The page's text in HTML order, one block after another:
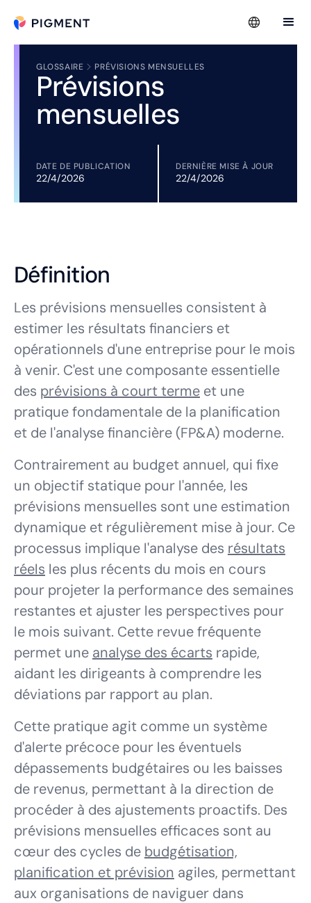
GLOSSAIRE PRÉVISIONS MENSUELLES
Prévisions
mensuelles
DATE DE PUBLICATION
22/4/2026
DERNIÈRE MISE À JOUR
22/4/2026
Définition
Les prévisions mensuelles consistent à
estimer les résultats financiers et
opérationnels d'une entreprise pour le mois
à venir. C'est une composante essentielle
des prévisions à court terme et une
pratique fondamentale de la planification
et de l'analyse financière (FP&A) moderne.
Contrairement au budget annuel, qui fixe
un objectif statique pour l'année, les
prévisions mensuelles sont une estimation
dynamique et régulièrement mise à jour. Ce
processus implique l'analyse des résultats
réels les plus récents du mois en cours
pour projeter la performance des semaines
restantes et ajuster les perspectives pour
le mois suivant. Cette revue fréquente
permet une analyse des écarts rapide,
aidant les dirigeants à comprendre les
déviations par rapport au plan.
Cette pratique agit comme un système
d'alerte précoce pour les éventuels
dépassements budgétaires ou les baisses
de revenus, permettant à la direction de
procéder à des ajustements proactifs. Des
prévisions mensuelles efficaces sont au
cœur des cycles de budgétisation,
planification et prévision agiles, permettant
aux organisations de naviguer dans